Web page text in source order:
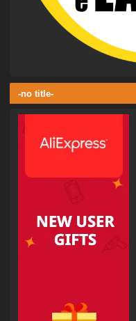
-no title-